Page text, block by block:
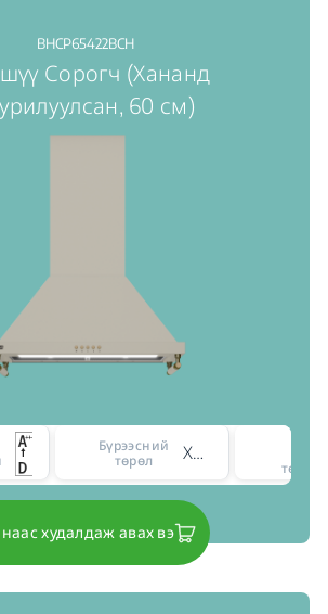
BHCP65422BCH
Сорогч (Хананд
60 см)
Бүрээсний
төрөл
Хананд суурилуулсан
худалдаж авах вэ